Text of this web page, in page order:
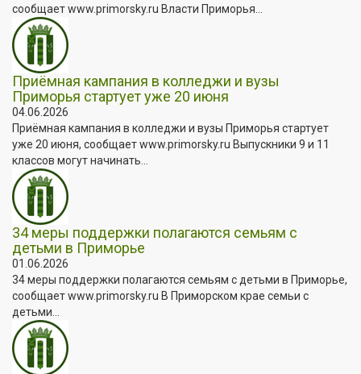
сообщает www.primorsky.ru Власти Приморья...
Приёмная кампания в колледжи и вузы
Приморья стартует уже 20 июня
04.06.2026
Приёмная кампания в колледжи и вузы Приморья стартует
уже 20 июня, сообщает www.primorsky.ru Выпускники 9 и 11
классов могут начинать...
34 меры поддержки полагаются семьям с
детьми в Приморье
01.06.2026
34 меры поддержки полагаются семьям с детьми в Приморье,
сообщает www.primorsky.ru В Приморском крае семьи с
детьми...